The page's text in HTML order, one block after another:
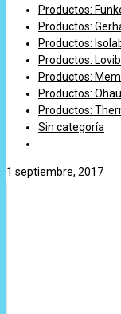
Productos:
Productos:
Productos:
Productos:
Productos:
Productos:
Productos:
Sin categoría
1 septiembre, 2017